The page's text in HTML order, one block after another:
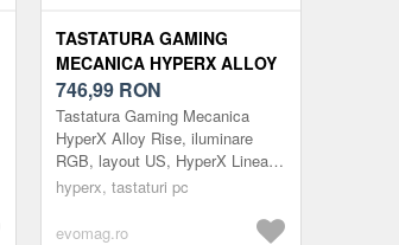
TASTATURA GAMING
MECANICA HYPERX ALLOY
RISE, ILUMINARE RGB,
LAYOUT US, HYPERX
LINEAR SWITCH (NEGRU)
746,99 RON
Tastatura Gaming Mecanica
HyperX Alloy Rise, iluminare
RGB, layout US, HyperX Linear
Switch (Negru)
hyperx, tastaturi pc
evomag.ro